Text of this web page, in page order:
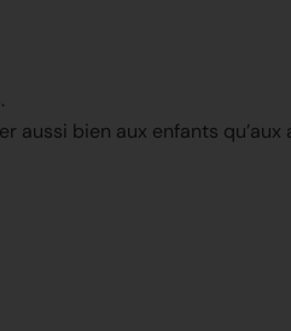
aussi bien aux enfants